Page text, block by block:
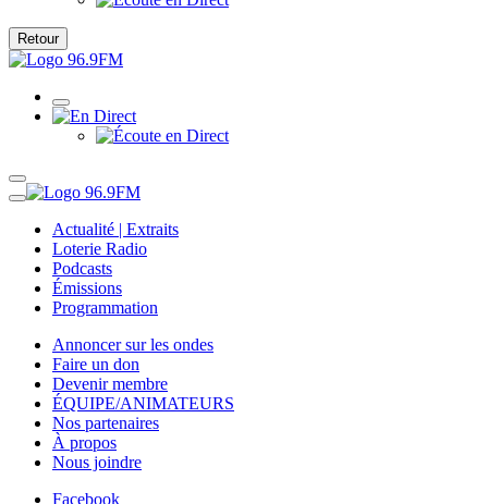
Retour
Actualité | Extraits
Loterie Radio
Podcasts
Émissions
Programmation
Annoncer sur les ondes
Faire un don
Devenir membre
ÉQUIPE/ANIMATEURS
Nos partenaires
À propos
Nous joindre
Facebook